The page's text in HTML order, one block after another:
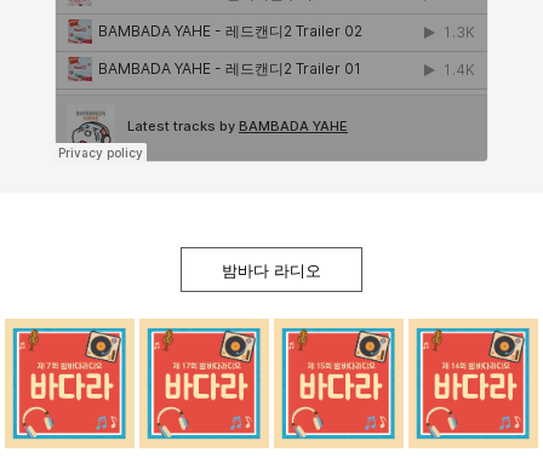
밤바다 라디오